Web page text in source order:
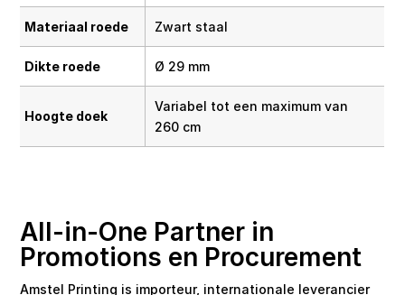
Materiaal roede Zwart staal
Dikte roede Ø 29 mm
Hoogte doek
Variabel tot een maximum van
260 cm
All-in-One Partner in
Promotions en Procurement
Amstel Printing is importeur, internationale leverancier